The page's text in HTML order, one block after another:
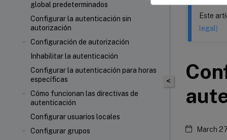
global predeterminados
Configurar la autenticación sin
autorización
Configuración de autorización
Inhabilitar la autenticación
Configurar la autenticación para horas
específicas
Cómo funcionan las directivas de
autenticación
Configurar usuarios locales
Configurar grupos
<
Este
legal)
March